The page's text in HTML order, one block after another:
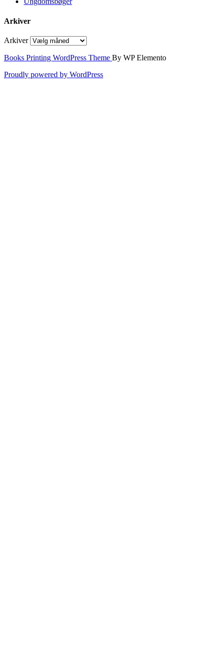
Arkiver
Arkiver
Books Printing WordPress Theme By WP Elemento
Proudly powered by WordPress